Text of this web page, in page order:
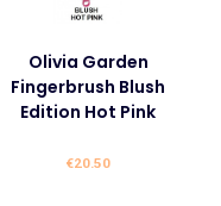
Olivia Garden
Fingerbrush Blush
Edition Hot Pink
€20.50